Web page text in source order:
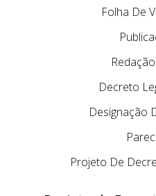
Folha De
Decreto
Designação
Projeto De